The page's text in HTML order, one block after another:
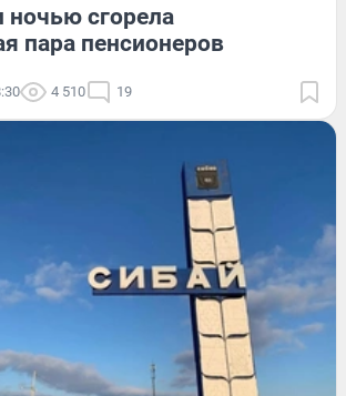
сгорела
пара пенсионеров
4 510 19